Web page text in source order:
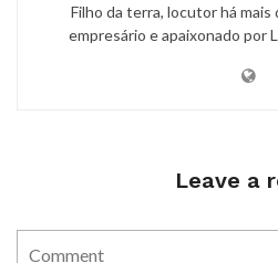
Filho da terra, locutor há mais
empresário e apaixonado por
Leave a